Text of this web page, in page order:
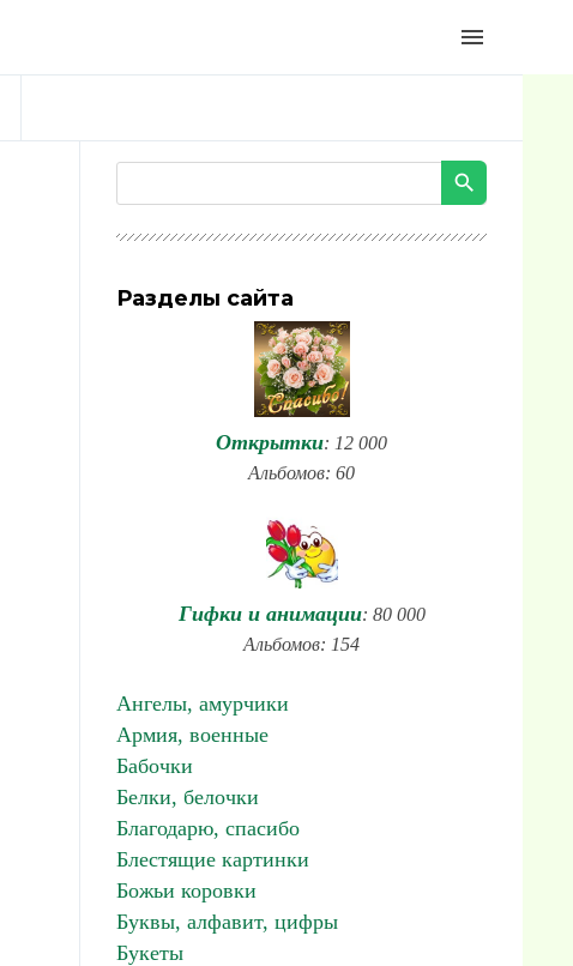
menu
Разделы сайта
Открытки: 12 000
Альбомов: 60
Гифки и анимации: 80 000
Альбомов: 154
Ангелы, амурчики
Армия, военные
Бабочки
Белки, белочки
Благодарю, спасибо
Блестящие картинки
Божьи коровки
Буквы, алфавит, цифры
Букеты